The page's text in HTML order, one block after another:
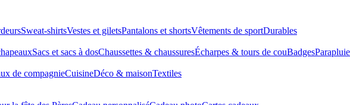
Sweat-shirtsVestes et giletsPantalons et shortsVêtements de sportDurables
Sacs et sacs à dosChaussettes & chaussuresÉcharpes & tours de couBadges
de compagnieCuisineDéco & maisonTextiles